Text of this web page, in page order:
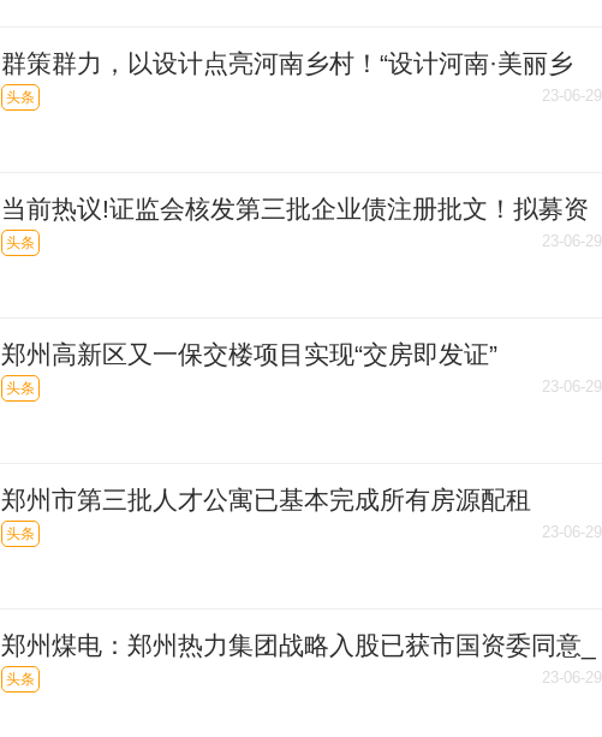
群策群力，以设计点亮河南乡村！“设计河南·美丽乡
村”创意设计大赛组委会走进获嘉
头条 23-06-29
当前热议!证监会核发第三批企业债注册批文！拟募资
282亿元
头条 23-06-29
郑州高新区又一保交楼项目实现“交房即发证”
头条 23-06-29
郑州市第三批人才公寓已基本完成所有房源配租
头条 23-06-29
郑州煤电：郑州热力集团战略入股已获市国资委同意_
全球新资讯
头条 23-06-29